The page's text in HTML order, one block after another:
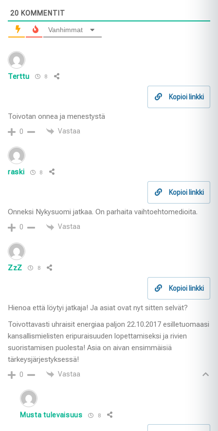
20 KOMMENTIT
Vanhimmat
Terttu 8
Kopioi linkki
Toivotan onnea ja menestystä
0 Vastaa
raski 8
Kopioi linkki
Onneksi Nykysuomi jatkaa. On parhaita vaihtoehtomedioita.
0 Vastaa
ZzZ 8
Kopioi linkki
Hienoa että löytyi jatkaja! Ja asiat ovat nyt sitten selvät?
Toivottavasti uhraisit energiaa paljon 22.10.2017 esilletuomaasi
kansallismielisten eripuraisuuden lopettamiseksi ja rivien
suoristamisen puolesta! Asia on aivan ensimmäisiä
tärkeysjärjestyksessä!
0 Vastaa
Musta tulevaisuus 8